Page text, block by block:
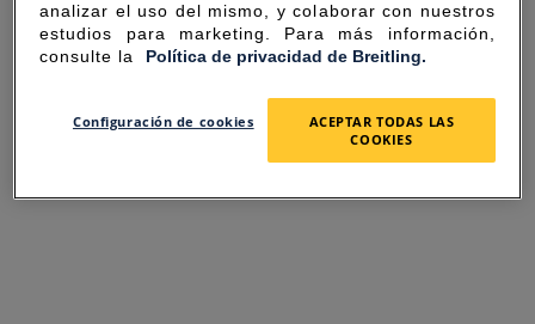
SORRY FOR THE
INCONVENIENCE
analizar el uso del mismo, y colaborar con nuestros
estudios para marketing. Para más información,
consulte la Política de privacidad de Breitling.
Configuración de cookies
ACEPTAR TODAS LAS
COOKIES